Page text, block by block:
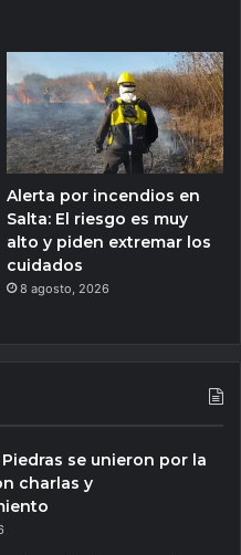
Alerta por incendios en
Salta: El riesgo es muy
alto y piden extremar los
cuidados
8 agosto, 2026
se unieron por la
charlas y